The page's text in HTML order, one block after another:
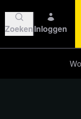
ZoekenInloggen